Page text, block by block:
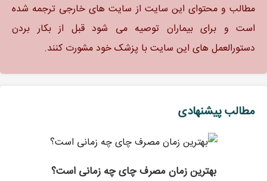
مطالب و محتوای این سایت از سایت های خارجی ترجمه شده
است و برای بیماران توصیه می شود قبل از بکار بردن
دستورالعمل های این سایت با پزشک خود مشورت کنند.
مطالب پیشنهادی
بهترین زمان مصرف چای چه زمانی است؟